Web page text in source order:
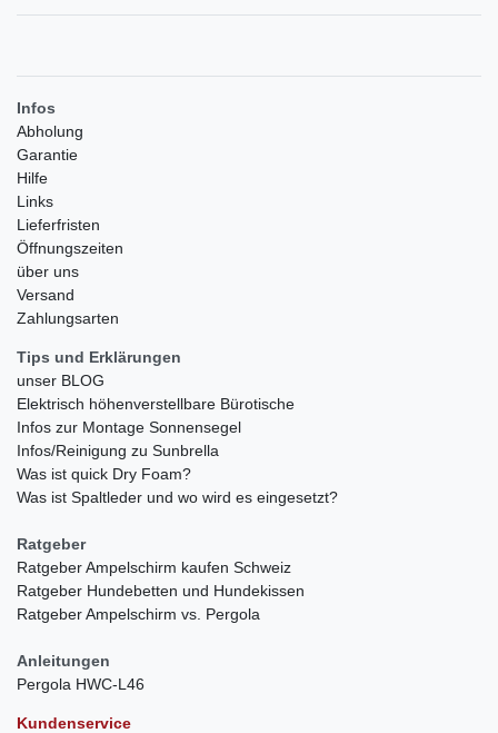
Infos
Abholung
Garantie
Hilfe
Links
Lieferfristen
Öffnungszeiten
über uns
Versand
Zahlungsarten
Tips und Erklärungen
unser BLOG
Elektrisch höhenverstellbare Bürotische
Infos zur Montage Sonnensegel
Infos/Reinigung zu Sunbrella
Was ist quick Dry Foam?
Was ist Spaltleder und wo wird es eingesetzt?
Ratgeber
Ratgeber Ampelschirm kaufen Schweiz
Ratgeber Hundebetten und Hundekissen
Ratgeber Ampelschirm vs. Pergola
Anleitungen
Pergola HWC-L46
Kundenservice